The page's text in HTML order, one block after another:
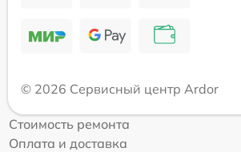
© 2026 Сервисный центр Ardor
Стоимость ремонта
Оплата и доставка